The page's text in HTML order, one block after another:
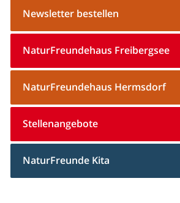
Newsletter bestellen
NaturFreundehaus Freibergsee
NaturFreundehaus Hermsdorf
Stellenangebote
NaturFreunde Kita